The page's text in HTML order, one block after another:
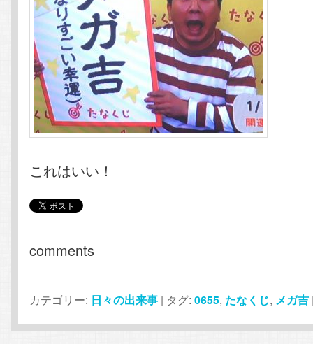
これはいい！
comments
カテゴリー: 日々の出来事 | タグ: 0655, たなくじ, メガ吉